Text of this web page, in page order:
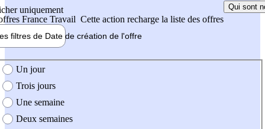
uniquement
France Travail Cette action recharge la liste des offres
Qui sont
filtres de Date de création de l'offre
création de l'offre
Un jour
Trois jours
Une semaine
Deux semaines